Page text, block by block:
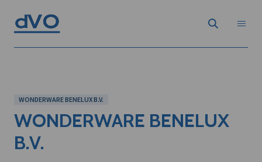
WONDERWARE BENELUX B.V.
WONDERWARE BENELUX
B.V.